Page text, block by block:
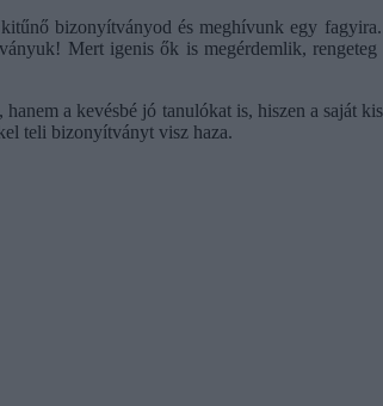
bizonyítványod és meghívunk egy
Mert igenis ők is megérdemlik,
a kevésbé jó tanulókat is, hiszen a saját
teli bizonyítványt visz haza.